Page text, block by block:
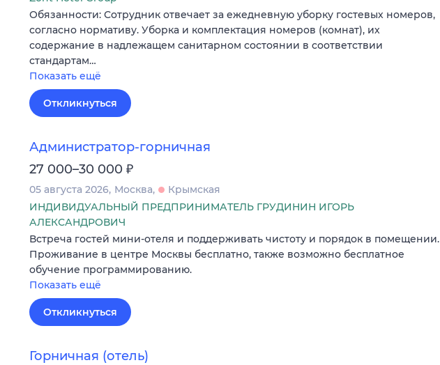
Обязанности: Сотрудник отвечает за ежедневную уборку гостевых номеров,
согласно нормативу. Уборка и комплектация номеров (комнат), их
содержание в надлежащем санитарном состоянии в соответствии
стандартам…
Показать ещё
Откликнуться
Администратор-горничная
27 000–30 000 ₽
05 августа 2026 Москва
Крымская
ИНДИВИДУАЛЬНЫЙ ПРЕДПРИНИМАТЕЛЬ ГРУДИНИН ИГОРЬ
АЛЕКСАНДРОВИЧ
Встреча гостей мини-отеля и поддерживать чистоту и порядок в помещении.
Проживание в центре Москвы бесплатно, также возможно бесплатное
обучение программированию.
Показать ещё
Откликнуться
Горничная (отель)